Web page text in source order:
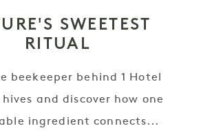
SWEETEST
RITUAL
beekeeper behind 1 Hotel
and discover how one
ingredient connects...